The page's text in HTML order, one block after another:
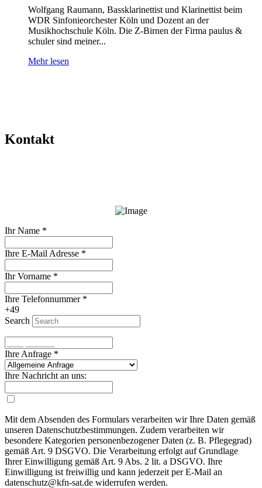
Wolfgang Raumann, Bassklarinettist und Klarinettist beim
WDR Sinfonieorchester Köln und Dozent an der
Musikhochschule Köln. Die Z-Birnen der Firma paulus &
schuler sind meiner...
Mehr lesen
Kontakt
Ihr Name *
Ihre E-Mail Adresse *
Ihr Vorname *
Ihre Telefonnummer *
+49
Search
Ihre Anfrage *
Ihre Nachricht an uns:
Mit dem Absenden des Formulars verarbeiten wir Ihre Daten gemäß
unseren Datenschutzbestimmungen. Zudem verarbeiten wir
besondere Kategorien personenbezogener Daten (z. B. Pflegegrad)
gemäß Art. 9 DSGVO. Die Verarbeitung erfolgt auf Grundlage
Ihrer Einwilligung gemäß Art. 9 Abs. 2 lit. a DSGVO. Ihre
Einwilligung ist freiwillig und kann jederzeit per E-Mail an
datenschutz@kfn-sat.de widerrufen werden.